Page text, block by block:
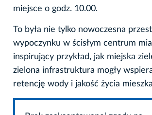
miejsce o godz. 10.00.
To była nie tylko nowoczesna
wypoczynku w ścisłym centrum
inspirujący przykład, jak miejska
zielona infrastruktura mogły
retencję wody i jakość życia